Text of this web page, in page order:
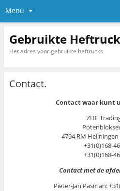
Menu
Gebruikte
Het adres voor gebruikte heftrucks
Contact.
Contact waar kunt
ZHE
4794 RM
+31(0)168-
+31(0)168-
Contact met de
Pieter-Jan Pasman: